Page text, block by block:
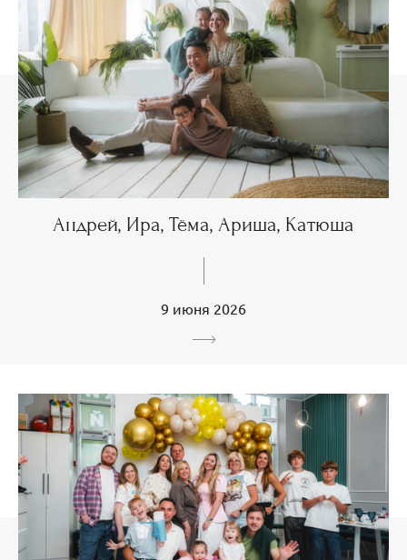
Андрей, Ира, Тёма, Ариша, Катюша
9 июня 2026